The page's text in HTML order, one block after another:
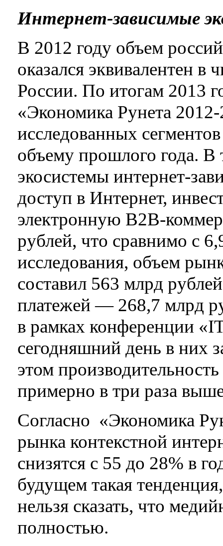
Интернет-зависимые
В 2012 году объем
оказался эквивалентен
России. По итогам 2013
«Экономика Рунета
исследованных
объему прошлого года. В
экосистемы интернет-
доступ в Интернет,
электронную B2B-
рублей, что сравнимо с
исследования, объем
составил 563 млрд
платежей — 268,7 млрд
в рамках конференции
сегодняшний день в них
этом
примерно в три раза
Согласно «Экономика
рынка контекстной
снизятся с 55 до 28% в
будущем такая
нельзя сказать, что
полностью.